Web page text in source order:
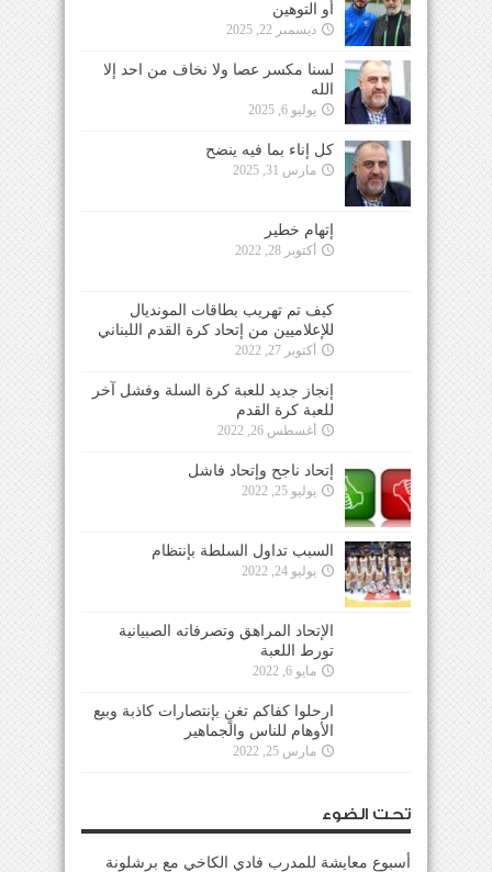
أو التوهين
ديسمبر 22, 2025
لسنا مكسر عصا ولا نخاف من احد إلا
الله
يوليو 6, 2025
كل إناء بما فيه ينضح
مارس 31, 2025
إتهام خطير
أكتوبر 28, 2022
كيف تم تهريب بطاقات المونديال
للإعلاميين من إتحاد كرة القدم اللبناني
أكتوبر 27, 2022
إنجاز جديد للعبة كرة السلة وفشل آخر
للعبة كرة القدم
أغسطس 26, 2022
إتحاد ناجح وإتحاد فاشل
يوليو 25, 2022
السبب تداول السلطة بإنتظام
يوليو 24, 2022
الإتحاد المراهق وتصرفاته الصبيانية
تورط اللعبة
مايو 6, 2022
ارحلوا كفاكم تغنٍ بإنتصارات كاذبة وبيع
الأوهام للناس والجماهير
مارس 25, 2022
تحت الضوء
أسبوع معايشة للمدرب فادي الكاخي مع برشلونة